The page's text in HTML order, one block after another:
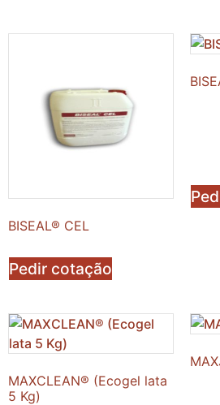
BISEAL® CEL
Pedir cotação
MAXCLEAN® (Ecogel lata
5 Kg)